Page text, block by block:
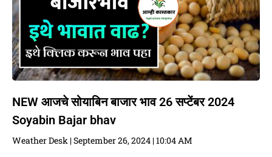
NEW आजचे सोयाबिन बाजार भाव 26 सप्टेंबर 2024
Soyabin Bajar bhav
Weather Desk September 26, 2024 10:04 AM